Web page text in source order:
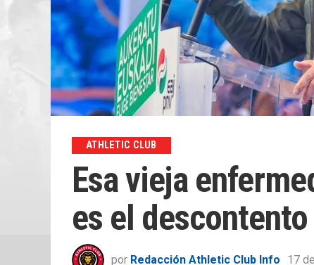
ATHLETIC CLUB
Esa vieja
es el descontento
por Redacción Athletic Club Info 17